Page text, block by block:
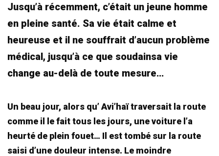
Jusqu’à récemment, c’était un jeune homme
en pleine santé. Sa vie était calme et
heureuse et il ne souffrait d’aucun problème
médical, jusqu’à ce que soudainsa vie
change au-delà de toute mesure…
Un beau jour, alors qu’ Avi’haï traversait la route
comme il le fait tous les jours, une voiture l’a
heurté de plein fouet… Il est tombé sur la route
saisi d’une douleur intense. Le moindre